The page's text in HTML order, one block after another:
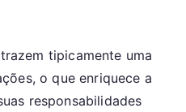
tipicamente uma
o que enriquece a
responsabilidades